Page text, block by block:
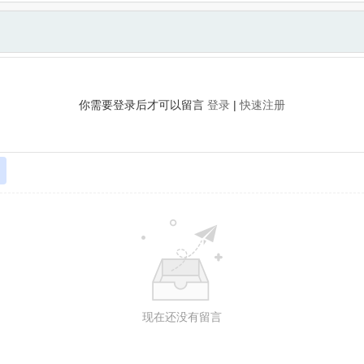
你需要登录后才可以留言 登录 |快速注册
现在还没有留言